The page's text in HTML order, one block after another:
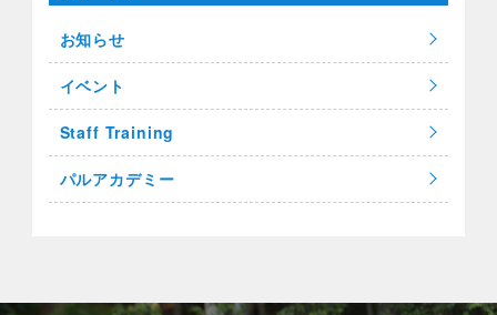
お知らせ
イベント
Staff Training
パルアカデミー